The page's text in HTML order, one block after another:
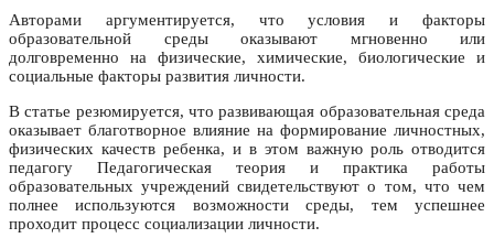
Авторами аргументируется, что условия и факторы
образовательной среды оказывают мгновенно или
долговременно на физические, химические, биологические и
социальные факторы развития личности.
В статье резюмируется, что развивающая образовательная среда
оказывает благотворное влияние на формирование личностных,
физических качеств ребенка, и в этом важную роль отводится
педагогу Педагогическая теория и практика работы
образовательных учреждений свидетельствуют о том, что чем
полнее используются возможности среды, тем успешнее
проходит процесс социализации личности.